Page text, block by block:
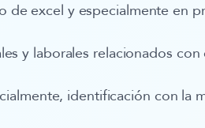
excel y especialmente en
y laborales relacionados con
identificación con la